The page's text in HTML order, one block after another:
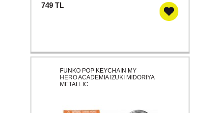
749TL
FUNKO POP KEYCHAIN MY
HERO ACADEMIA IZUKI MIDORIYA
METALLIC